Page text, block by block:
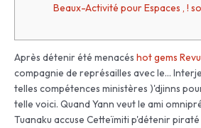
Beaux-Activité pour Espaces , !
Après détenir été menacés hot gems
compagnie de représailles avec le…
telles compétences ministères )'djinns
telle voici. Quand Yann veut le ami
Tuanaku accuse Cetteïmiti p'détenir